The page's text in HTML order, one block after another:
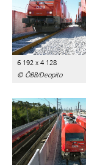
6 192 x 4 128
© ÖBB/Deopito